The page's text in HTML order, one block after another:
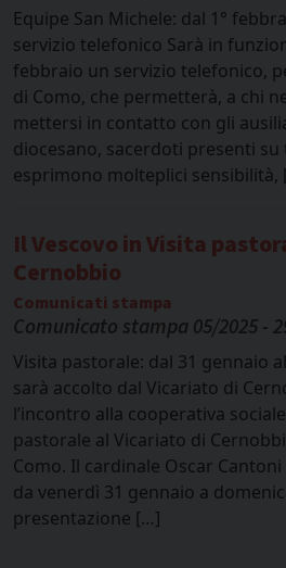
Equipe San Michele: dal 1°
servizio telefonico Sarà in
febbraio un servizio telefonico,
di Como, che permetterà, a chi
mettersi in contatto con gli
diocesano, sacerdoti presenti
esprimono molteplici sensibilità,
Il Vescovo in Visita
Cernobbio
Comunicati stampa
Comunicato stampa 05/2025 -
Visita pastorale: dal 31 gennaio
sarà accolto dal Vicariato di
l’incontro alla cooperativa
pastorale al Vicariato di
Como. Il cardinale Oscar
da venerdì 31 gennaio a
presentazione […]